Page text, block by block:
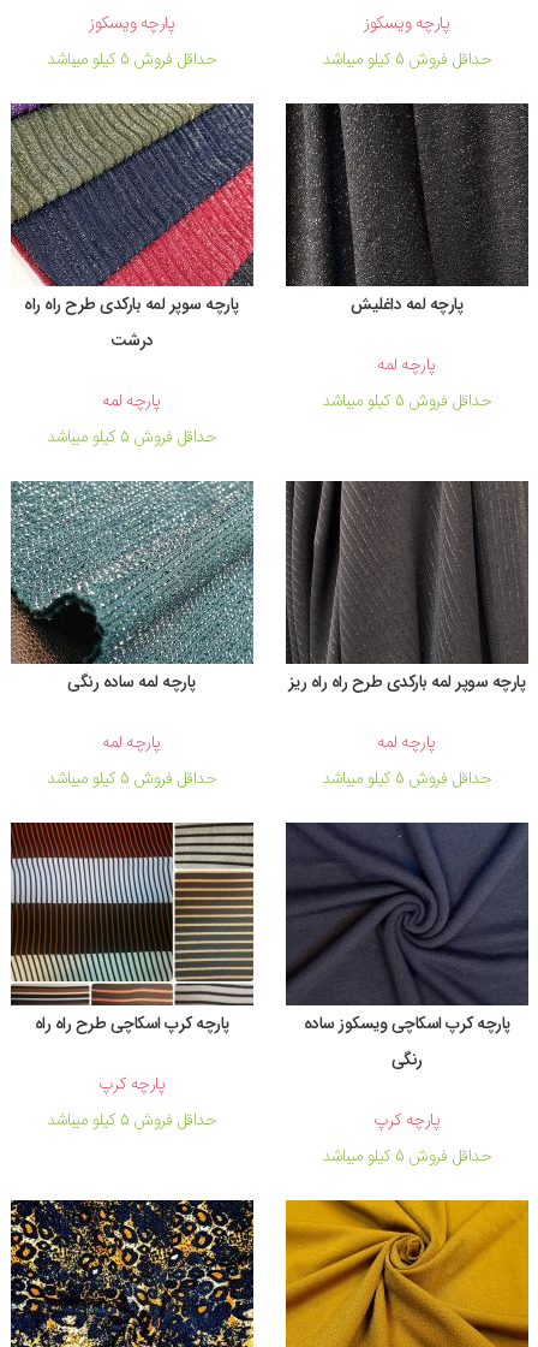
پارچه ویسکوز
حداقل فروش 5 کیلو میباشد
پارچه ویسکوز
حداقل فروش 5 کیلو میباشد
پارچه لمه داغلیش
پارچه لمه
حداقل فروش 5 کیلو میباشد
پارچه سوپر لمه بارکدی طرح راه راه
درشت
پارچه لمه
حداقل فروش 5 کیلو میباشد
پارچه سوپر لمه بارکدی طرح راه راه ریز
پارچه لمه
حداقل فروش 5 کیلو میباشد
پارچه لمه ساده رنگی
پارچه لمه
حداقل فروش 5 کیلو میباشد
پارچه کرپ اسکاچی ویسکوز ساده
رنگی
پارچه کرپ
حداقل فروش 5 کیلو میباشد
پارچه کرپ اسکاچی طرح راه راه
پارچه کرپ
حداقل فروش 5 کیلو میباشد